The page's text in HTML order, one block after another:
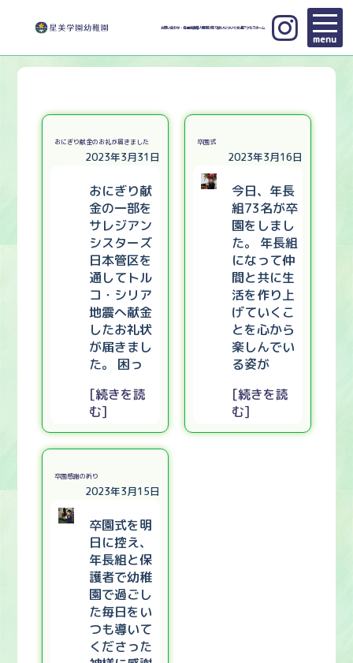
ホーム
交通アクセス
個人情報の取り扱いについて
お問い合わせ・各種申請
menu
おにぎり献金のお礼が届きました
2023年3月31日
おにぎり献
金の一部を
サレジアン
シスターズ
日本管区を
通してトル
コ・シリア
地震へ献金
したお礼状
が届きまし
た。 困っ
[続きを読
む]
卒園式
2023年3月16日
今日、年長
組73名が卒
園をしまし
た。 年長組
になって仲
間と共に生
活を作り上
げていくこ
とを心から
楽しんでい
る姿が
[続きを読
む]
卒園感謝の祈り
2023年3月15日
卒園式を明
日に控え、
年長組と保
護者で幼稚
園で過ごし
た毎日をい
つも導いて
くださった